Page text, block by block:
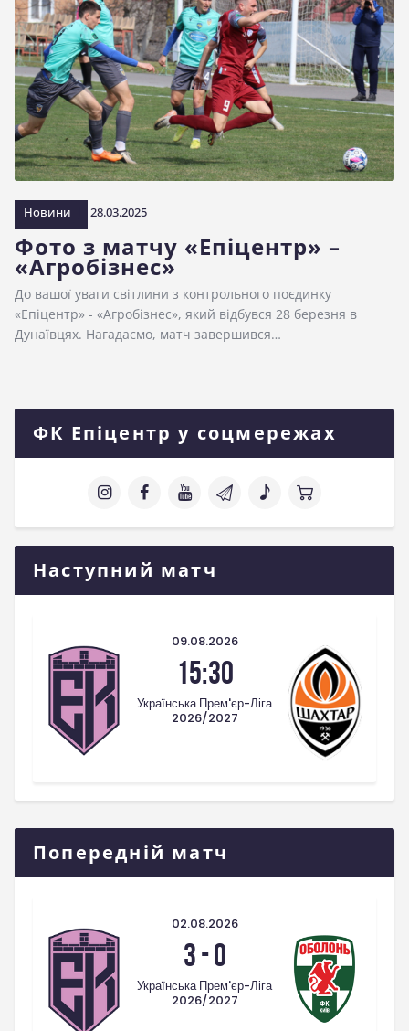
Новини 28.03.2025
Фото з матчу «Епіцентр» –
«Агробізнес»
До вашої уваги світлини з контрольного поєдинку
«Епіцентр» - «Агробізнес», який відбувся 28 березня в
Дунаївцях. Нагадаємо, матч завершився…
ФК Епіцентр у соцмережах
Наступний матч
09.08.2026
15:30
Українська Прем'єр-Ліга
2026/2027
Попередній матч
02.08.2026
3-0
Українська Прем'єр-Ліга
2026/2027